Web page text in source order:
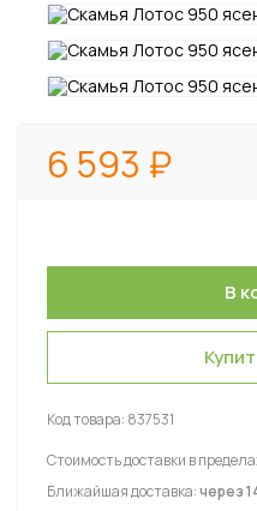
6 593
Код товара: 837531
Стоимость доставки в
Ближайшая доставка:через